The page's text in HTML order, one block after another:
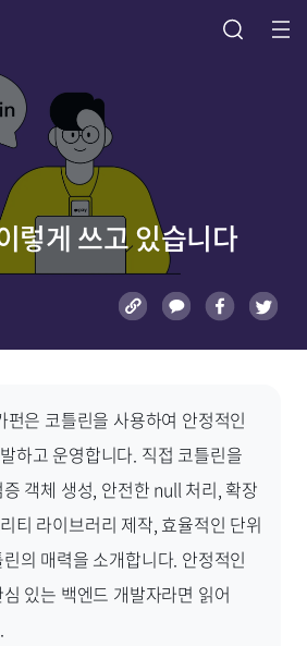
렇게 쓰고 있습니다
펀은 코틀린을 사용하여 안정적인
하고 운영합니다. 직접 코틀린을
객체 생성, 안전한 null 처리, 확장
티 라이브러리 제작, 효율적인 단위
의 매력을 소개합니다. 안정적인
있는 백엔드 개발자라면 읽어